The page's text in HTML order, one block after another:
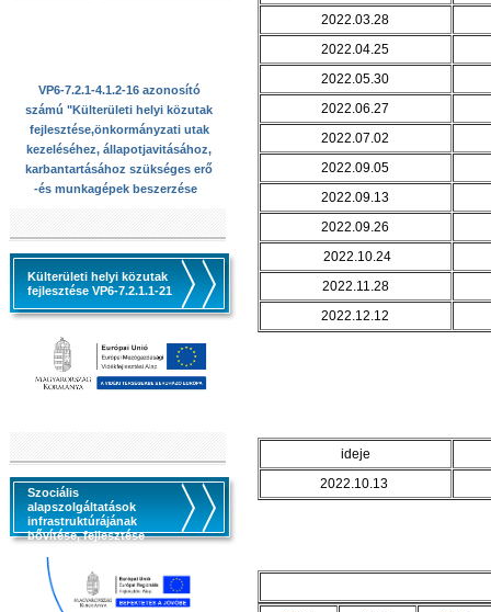
VP6-7.2.1-4.1.2-16 azonosító
számú "Külterületi helyi közutak
fejlesztése,önkormányzati utak
kezeléséhez, állapotjavitásához,
karbantartásához szükséges erő
-és munkagépek beszerzése
Külterületi helyi közutak
fejlesztése VP6-7.2.1.1-21
Szociális
alapszolgáltatások
infrastruktúrájának
bővítése, fejlesztése
2022.03.28
2022.04.25
2022.05.30
2022.06.27
2022.07.02
2022.09.05
2022.09.13
2022.09.26
2022.10.24
2022.11.28
2022.12.12
ideje
2022.10.13